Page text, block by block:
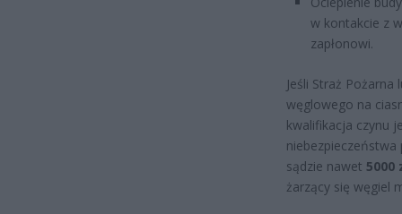
w kontakcie z
zapłonowi.
Jeśli Straż
węglowego na
kwalifikacja czynu
niebezpieczeństwa
sądzie nawet 5000
żarzący się węgiel